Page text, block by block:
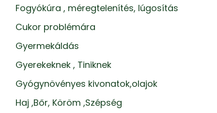
Fogyókúra , méregtelenítés, lúgosítás
Cukor problémára
Gyermekáldás
Gyerekeknek , Tiniknek
Gyógynövényes kivonatok,olajok
Haj ,Bőr, Köröm ,Szépség